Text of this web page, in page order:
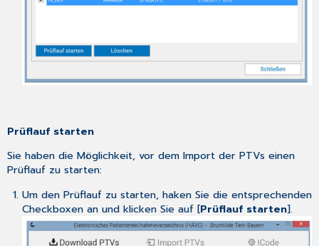
Prüflauf starten
Sie haben die Möglichkeit, vor dem Import der PTVs einen
Prüflauf zu starten:
Um den Prüflauf zu starten, haken Sie die entsprechenden
Checkboxen an und klicken Sie auf [Prüflauf starten].